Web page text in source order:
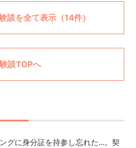
談を全て表示（14件）
談TOPへ
グに身分証を持参し忘れた…。契